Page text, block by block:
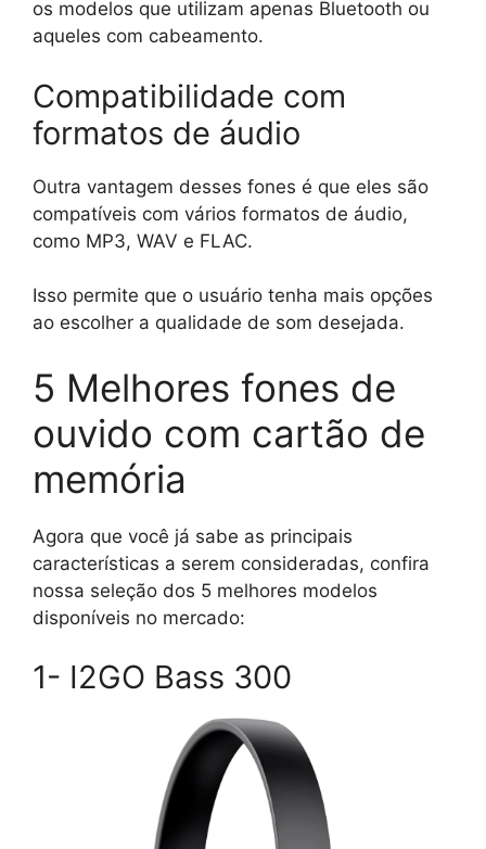
os modelos que utilizam apenas Bluetooth ou
aqueles com cabeamento.
Compatibilidade com
formatos de áudio
Outra vantagem desses fones é que eles são
compatíveis com vários formatos de áudio,
como MP3, WAV e FLAC.
Isso permite que o usuário tenha mais opções
ao escolher a qualidade de som desejada.
5 Melhores fones de
ouvido com cartão de
memória
Agora que você já sabe as principais
características a serem consideradas, confira
nossa seleção dos 5 melhores modelos
disponíveis no mercado:
1- I2GO Bass 300